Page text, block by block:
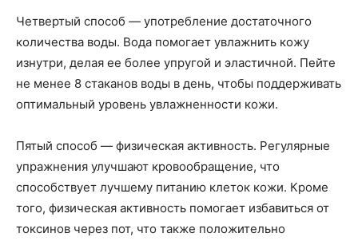
Четвертый способ — употребление достаточного
количества воды. Вода помогает увлажнить кожу
изнутри, делая ее более упругой и эластичной. Пейте
не менее 8 стаканов воды в день, чтобы поддерживать
оптимальный уровень увлажненности кожи.
Пятый способ — физическая активность. Регулярные
упражнения улучшают кровообращение, что
способствует лучшему питанию клеток кожи. Кроме
того, физическая активность помогает избавиться от
токсинов через пот, что также положительно